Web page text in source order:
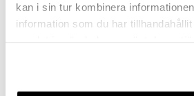
kan i sin tur kombinera
information som du har